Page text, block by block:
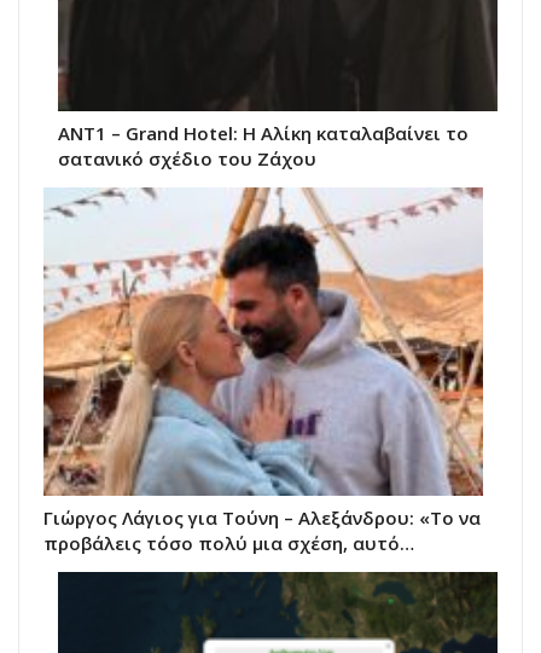
ΑΝΤ1 – Grand Hotel: Η Αλίκη καταλαβαίνει το
σατανικό σχέδιο του Ζάχου
Γιώργος Λάγιος για Τούνη – Αλεξάνδρου: «Το να
προβάλεις τόσο πολύ μια σχέση, αυτό…